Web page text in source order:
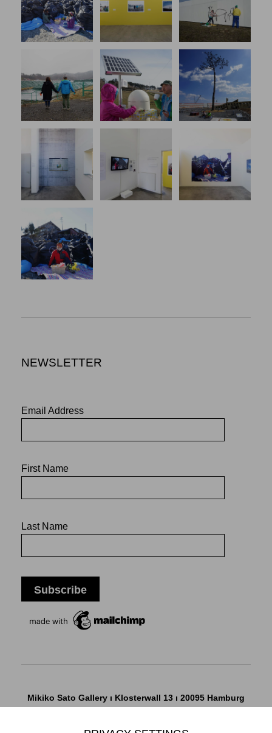
NEWSLETTER
Email Address
First Name
Last Name
Mikiko Sato Gallery ı Klosterwall 13 ı 20095 Hamburg